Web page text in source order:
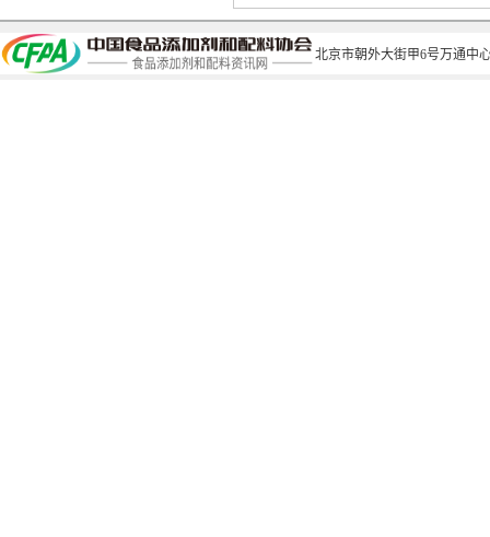
北京市朝外大街甲6号万通中